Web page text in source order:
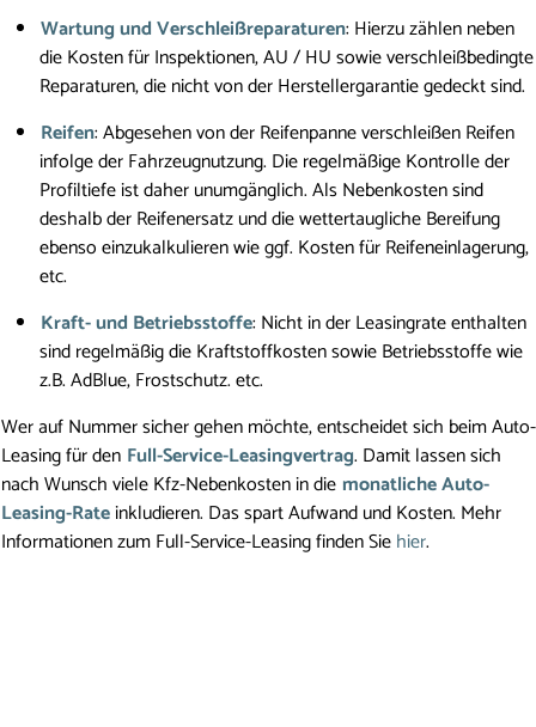
Wartung und Verschleißreparaturen: Hierzu zählen neben
die Kosten für Inspektionen, AU / HU sowie verschleißbedingte
Reparaturen, die nicht von der Herstellergarantie gedeckt sind.
Reifen: Abgesehen von der Reifenpanne verschleißen Reifen
infolge der Fahrzeugnutzung. Die regelmäßige Kontrolle der
Profiltiefe ist daher unumgänglich. Als Nebenkosten sind
deshalb der Reifenersatz und die wettertaugliche Bereifung
ebenso einzukalkulieren wie ggf. Kosten für Reifeneinlagerung,
etc.
Kraft- und Betriebsstoffe: Nicht in der Leasingrate enthalten
sind regelmäßig die Kraftstoffkosten sowie Betriebsstoffe wie
z.B. AdBlue, Frostschutz. etc.
Wer auf Nummer sicher gehen möchte, entscheidet sich beim Auto-
Leasing für den Full-Service-Leasingvertrag. Damit lassen sich
nach Wunsch viele Kfz-Nebenkosten in die monatliche Auto-
Leasing-Rateinkludieren. Das spart Aufwand und Kosten. Mehr
Informationen zum Full-Service-Leasing finden Siehier.